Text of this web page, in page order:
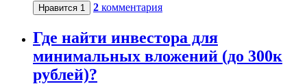
Нравится 1 2 комментария
Где найти инвестора для
минимальных вложений (до 300к
рублей)?